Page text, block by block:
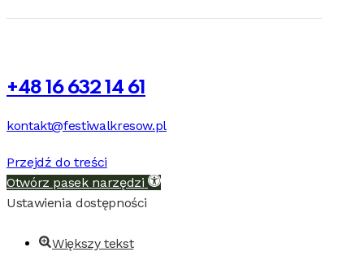
+48 16 632 14 61
kontakt@festiwalkresow.pl
Przejdź do treści
Otwórz pasek narzędzi
Ustawienia dostępności
Większy tekst